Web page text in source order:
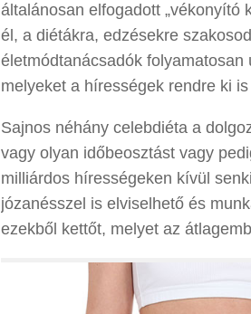
általánosan elfogadott „vékonyító
él, a diétákra, edzésekre
életmódtanácsadók
melyeket a hírességek rendre ki
Sajnos néhány celebdiéta a
vagy olyan időbeosztást vagy
milliárdos hírességeken kívül
józanésszel is elviselhető és
ezekből kettőt, melyet az